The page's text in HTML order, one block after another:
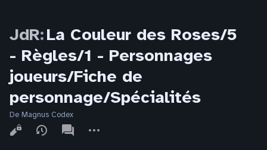
JdR:La Couleur des Roses/5
- Règles/1 - Personnages
joueurs/Fiche de
personnage/Spécialités
De Magnus Codex
Affichages
associated-
pages
actions